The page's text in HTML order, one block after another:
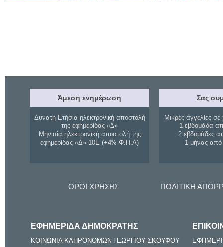
Άμεση ενημέρωση
Δυνατή Ετήσια ηλεκτρονική αποστολή
της εφημερίδας «Δ»
Μηνιαία ηλεκτρονική αποστολή της
εφημερίδας «Δ» 10Ε (+4% Φ.Π.Α)
Σας
Μικρές αγγελίες σε
1 εβδομάδα
2 εβδομάδες
1 μήνας
ΟΡΟΙ ΧΡΗΣΗΣ ΠΟΛΙΤΙΚΗ
ΕΦΗΜΕΡΙΔΑ ΔΗΜΟΚΡΑΤΗΣ
ΚΟΙΝΩΝΙΑ ΚΛΗΡΟΝΟΜΩΝ ΓΕΩΡΓΙΟΥ ΣΚΟΥΦΟΥ